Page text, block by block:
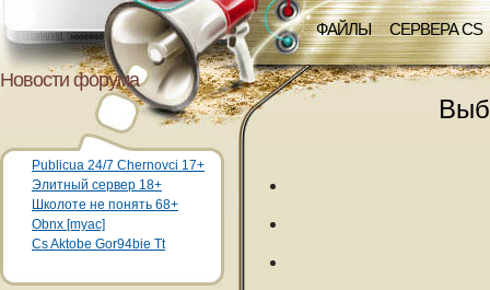
ФАЙЛЫ СЕРВЕРА CS
Новости форума
Publicua 24/7 Chernovci 17+
Элитный сервер 18+
Школоте не понять 68+
Obnx [myac]
Cs Aktobe Gor94bie Tt